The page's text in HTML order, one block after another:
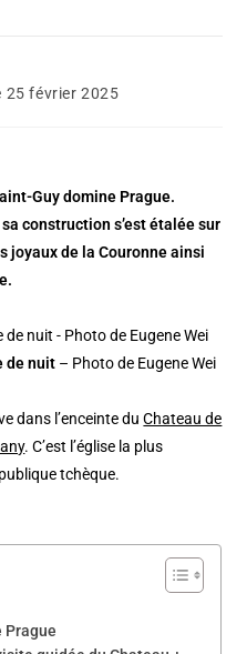
25 février 2025
Guy domine Prague.
construction s’est étalée sur
joyaux de la Couronne ainsi
de nuit – Photo de Eugene Wei
dans l’enceinte duChateau de
. C’est l’église la plus
tchèque.
Prague